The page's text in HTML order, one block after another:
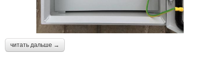
читать дальше →